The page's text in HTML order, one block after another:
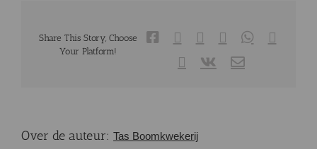
code?
Share This Story, Choose
Your Platform!
Facebook Reddit LinkedInWhatsApp
Pinterest
E-
mail
Over de auteur: Tas Boomkwekerij